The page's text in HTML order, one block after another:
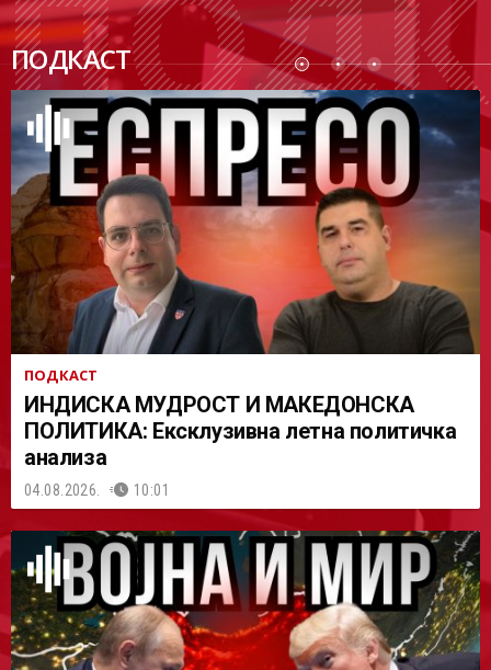
ПОДКАСТ
АСТ
ПОДКАСТ
ИНДИСКА МУДРОСТ И МАКЕДОНСКА
ПОЛИТИКА: Ексклузивна летна политичка
анализа
04.08.2026. 10:01